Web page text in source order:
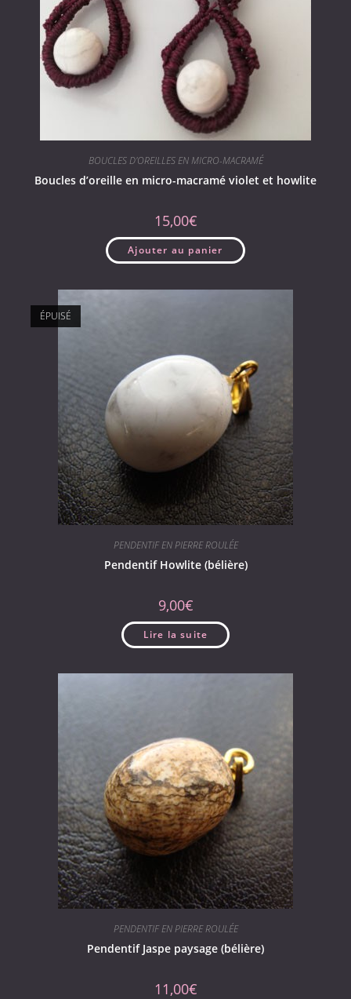
BOUCLES D'OREILLES EN MICRO-MACRAMÉ
Boucles d’oreille en micro-macramé violet et howlite
15,00€
Ajouter au panier
ÉPUISÉ
PENDENTIF EN PIERRE ROULÉE
Pendentif Howlite (bélière)
9,00€
Lire la suite
PENDENTIF EN PIERRE ROULÉE
Pendentif Jaspe paysage (bélière)
11,00€